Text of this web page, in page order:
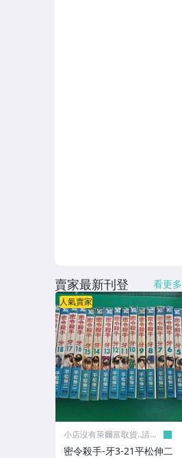
賣家最新刊登 看更多
人氣賣家
小店沒有萊爾富取貨..請見
密令殺手-牙3-21平松伸二